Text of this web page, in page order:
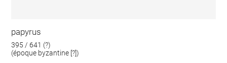
papyrus
395 / 641 (?)
(époque byzantine [?])